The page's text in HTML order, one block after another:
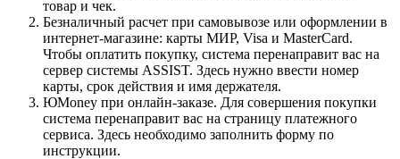
товар и чек.
Безналичный расчет при самовывозе или оформлении в
интернет-магазине: карты МИР, Visa и MasterCard.
Чтобы оплатить покупку, система перенаправит вас на
сервер системы ASSIST. Здесь нужно ввести номер
карты, срок действия и имя держателя.
ЮMoney при онлайн-заказе. Для совершения покупки
система перенаправит вас на страницу платежного
сервиса. Здесь необходимо заполнить форму по
инструкции.